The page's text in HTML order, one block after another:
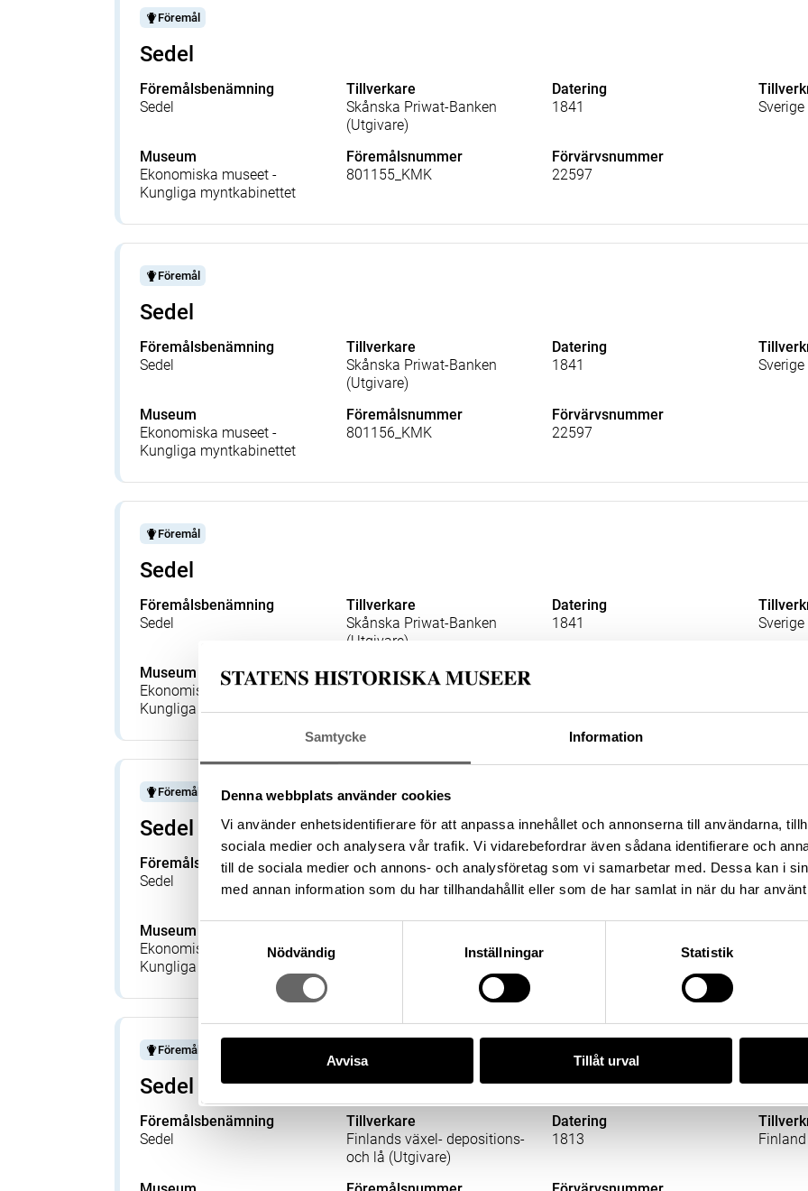
Samtycke Information
Denna webbplats använder cookies
Vi använder enhetsidentifierare för att anpassa innehållet och annonserna till användarna,
sociala medier och analysera vår trafik. Vi vidarebefordrar även sådana identifierare och
till de sociala medier och annons- och analysföretag som vi samarbetar med. Dessa kan i
med annan information som du har tillhandahållit eller som de har samlat in när du har
Nödvändig
Inställningar Statistik
Avvisa Tillåt urval
Föremål
Sedel
Föremålsbenämning
Sedel
Tillverkare
Skånska Priwat-Banken
(Utgivare)
Datering
1841
Sverige
Museum
Ekonomiska museet -
Kungliga myntkabinettet
Föremålsnummer
801155_KMK
Förvärvsnummer
22597
Föremål
Sedel
Föremålsbenämning
Sedel
Tillverkare
Skånska Priwat-Banken
(Utgivare)
Datering
1841
Sverige
Museum
Ekonomiska museet -
Kungliga myntkabinettet
Föremålsnummer
801156_KMK
Förvärvsnummer
22597
Föremål
Sedel
Föremålsbenämning
Sedel
Tillverkare
Skånska Priwat-Banken
(Utgivare)
Datering
1841
Sverige
Museum
Ekonomiska museet -
Kungliga myntkabinettet
Föremålsnummer
801157_KMK
Föremål
Sedel
Föremålsbenämning
Sedel
Tillverkare
Skånska Priwat-Banken
(Utgivare)
Datering
Sverige
Museum
Ekonomiska museet -
Kungliga myntkabinettet
Föremål
Sedel
Föremålsbenämning
Sedel
Tillverkare
Finlands växel- depositions-
och lå (Utgivare)
Datering
1813
Finland